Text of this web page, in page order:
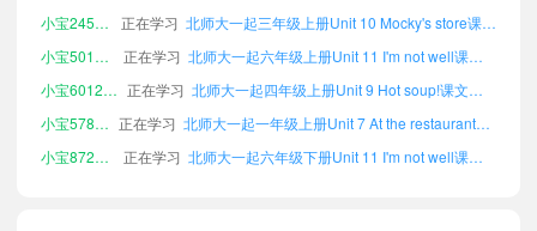
小宝245596
正在学习
北师大一起三年级上册Unit 10 Mocky's store课文朗读
小宝501222
正在学习
北师大一起六年级上册Unit 11 I'm not well课文朗读
小宝601252 正在学习
北师大一起四年级上册Unit 9 Hot soup!课文朗读
小宝578653 正在学习
北师大一起一年级上册Unit 7 At the restaurant课文朗读
小宝872484
正在学习
北师大一起六年级下册Unit 11 I'm not well课文朗读